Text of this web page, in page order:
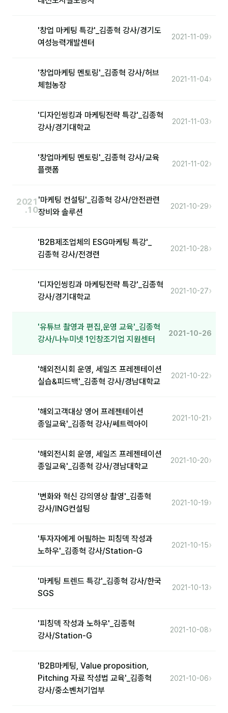
대면교육 후기
담당자·교육생 피드백
고객사 레퍼런스
미팅·보고
재무·계약
용어사전
문서자료실
공지사항
'창업 마케팅 특강'_김종혁 강사/경기도
여성능력개발센터
2021-11-09›
'창업마케팅 멘토링'_김종혁 강사/허브
체험농장
2021-11-04›
'디자인씽킹과 마케팅전략 특강'_김종혁
강사/경기대학교
2021-11-03›
'창업마케팅 멘토링'_김종혁 강사/교육
플랫폼
2021-11-02›
2021
.10
'마케팅 컨설팅'_김종혁 강사/안전관련
장비와 솔루션
2021-10-29›
'B2B제조업체의 ESG마케팅 특강'_
김종혁 강사/전경련
2021-10-28›
'디자인씽킹과 마케팅전략 특강'_김종혁
강사/경기대학교
2021-10-27›
'유튜브 촬영과 편집,운영 교육'_김종혁
강사/나누미넷 1인창조기업 지원센터
2021-10-26
'해외전시회 운영, 세일즈 프레젠테이션
실습&피드백'_김종혁 강사/경남대학교
2021-10-22›
'해외고객대상 영어 프레젠테이션
종일교육'_김종혁 강사/쎄트렉아이
2021-10-21 ›
'해외전시회 운영, 세일즈 프레젠테이션
종일교육'_김종혁 강사/경남대학교
2021-10-20›
'변화와 혁신 강의영상 촬영'_김종혁
강사/ING컨설팅
2021-10-19›
'투자자에게 어필하는 피칭덱 작성과
노하우'_김종혁 강사/Station-G
2021-10-15›
'마케팅 트렌드 특강'_김종혁 강사/한국
SGS
2021-10-13›
'피칭덱 작성과 노하우'_김종혁
강사/Station-G
2021-10-08›
'B2B마케팅, Value proposition,
Pitching 자료 작성법 교육'_김종혁
강사/중소벤쳐기업부
2021-10-06›